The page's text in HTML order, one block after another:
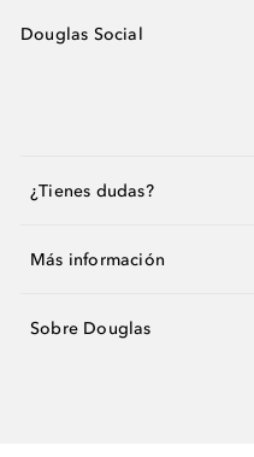
Douglas Social
¿Tienes dudas?
Más información
Sobre Douglas